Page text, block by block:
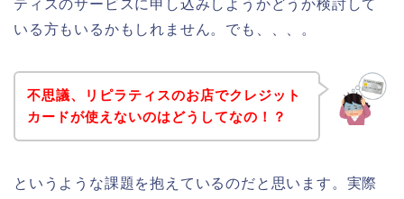
ティスのサービスに申し込みしようかどうか検討して
いる方もいるかもしれません。でも、、、。
不思議、リピラティスのお店でクレジット
カードが使えないのはどうしてなの！？
というような課題を抱えているのだと思います。実際